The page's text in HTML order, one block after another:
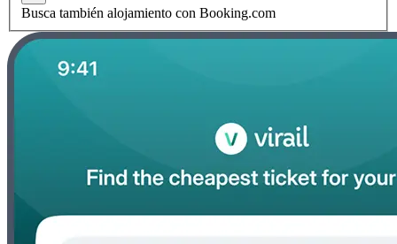
Busca también alojamiento con Booking.com